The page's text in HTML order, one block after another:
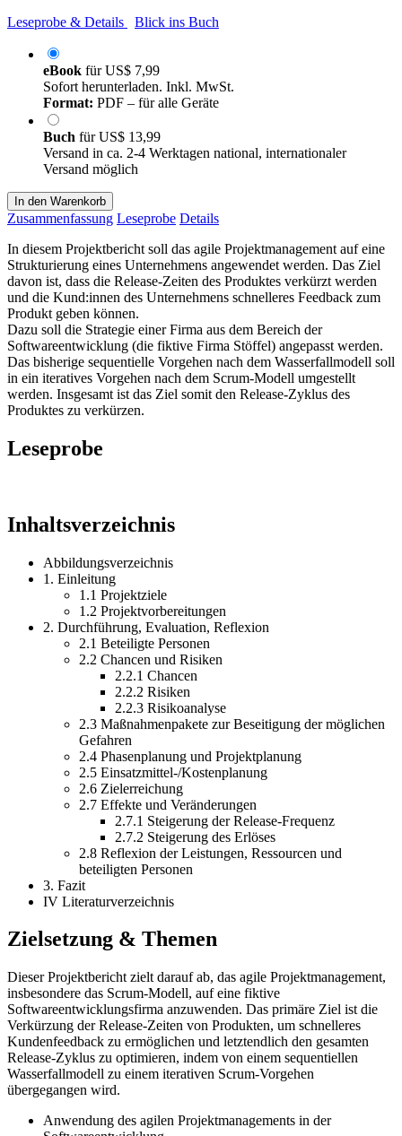
Leseprobe & Details
Blick ins Buch
eBook fürUS$ 7,99
Sofort herunterladen. Inkl. MwSt.
Format: PDF – für alle Geräte
Buch fürUS$ 13,99
Versand in ca. 2-4 Werktagen national, internationaler
Versand möglich
In den Warenkorb
Zusammenfassung Leseprobe Details
In diesem Projektbericht soll das agile Projektmanagement auf eine
Strukturierung eines Unternehmens angewendet werden. Das Ziel
davon ist, dass die Release-Zeiten des Produktes verkürzt werden
und die Kund:innen des Unternehmens schnelleres Feedback zum
Produkt geben können.
Dazu soll die Strategie einer Firma aus dem Bereich der
Softwareentwicklung (die fiktive Firma Stöffel) angepasst werden.
Das bisherige sequentielle Vorgehen nach dem Wasserfallmodell soll
in ein iteratives Vorgehen nach dem Scrum-Modell umgestellt
werden. Insgesamt ist das Ziel somit den Release-Zyklus des
Produktes zu verkürzen.
Leseprobe
Inhaltsverzeichnis
Abbildungsverzeichnis
1. Einleitung
1.1 Projektziele
1.2 Projektvorbereitungen
2. Durchführung, Evaluation, Reflexion
2.1 Beteiligte Personen
2.2 Chancen und Risiken
2.2.1 Chancen
2.2.2 Risiken
2.2.3 Risikoanalyse
2.3 Maßnahmenpakete zur Beseitigung der möglichen
Gefahren
2.4 Phasenplanung und Projektplanung
2.5 Einsatzmittel-/Kostenplanung
2.6 Zielerreichung
2.7 Effekte und Veränderungen
2.7.1 Steigerung der Release-Frequenz
2.7.2 Steigerung des Erlöses
2.8 Reflexion der Leistungen, Ressourcen und
beteiligten Personen
3. Fazit
IV Literaturverzeichnis
Zielsetzung & Themen
Dieser Projektbericht zielt darauf ab, das agile Projektmanagement,
insbesondere das Scrum-Modell, auf eine fiktive
Softwareentwicklungsfirma anzuwenden. Das primäre Ziel ist die
Verkürzung der Release-Zeiten von Produkten, um schnelleres
Kundenfeedback zu ermöglichen und letztendlich den gesamten
Release-Zyklus zu optimieren, indem von einem sequentiellen
Wasserfallmodell zu einem iterativen Scrum-Vorgehen
übergegangen wird.
Anwendung des agilen Projektmanagements in der